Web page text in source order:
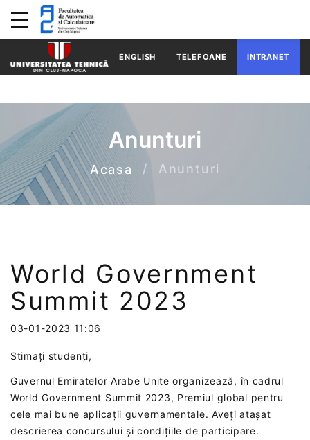
ENGLISH TELEFOANE INTRANET
Anunturi
Acasa Anunturi
World Government
Summit 2023
03-01-2023 11:06
Stimați studenți,
Guvernul Emiratelor Arabe Unite organizează, în cadrul
World Government Summit 2023, Premiul global pentru
cele mai bune aplicații guvernamentale. Aveți atașat
descrierea concursului și condițiile de participare.